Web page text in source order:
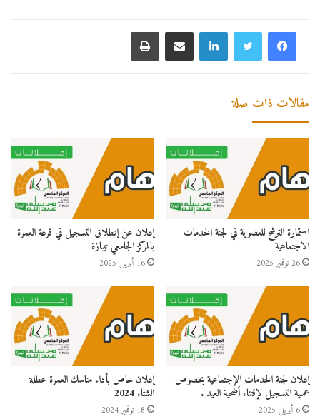
الاحتياط:العدد 25
لينكدإن مشاركة عبر البريد طباعة
مقالات ذات صلة
استمارة الترشح للعضوية في لجنة الخدمات
الاجتماعية
26 نوفمبر 2025
إعلان عن إنطلاق التسجيل في قرعة العمرة
بالمركز الجامعي تيبازة
16 أبريل 2025
إعلان لجنة الخدمات الإجتماعية بخصوص
عملية التسجيل لإقتناء أضحية العيد .
6 أبريل 2025
إعلان خاص بأداء مناسك العمرة عطلة
الشتاء 2024
18 نوفمبر 2024